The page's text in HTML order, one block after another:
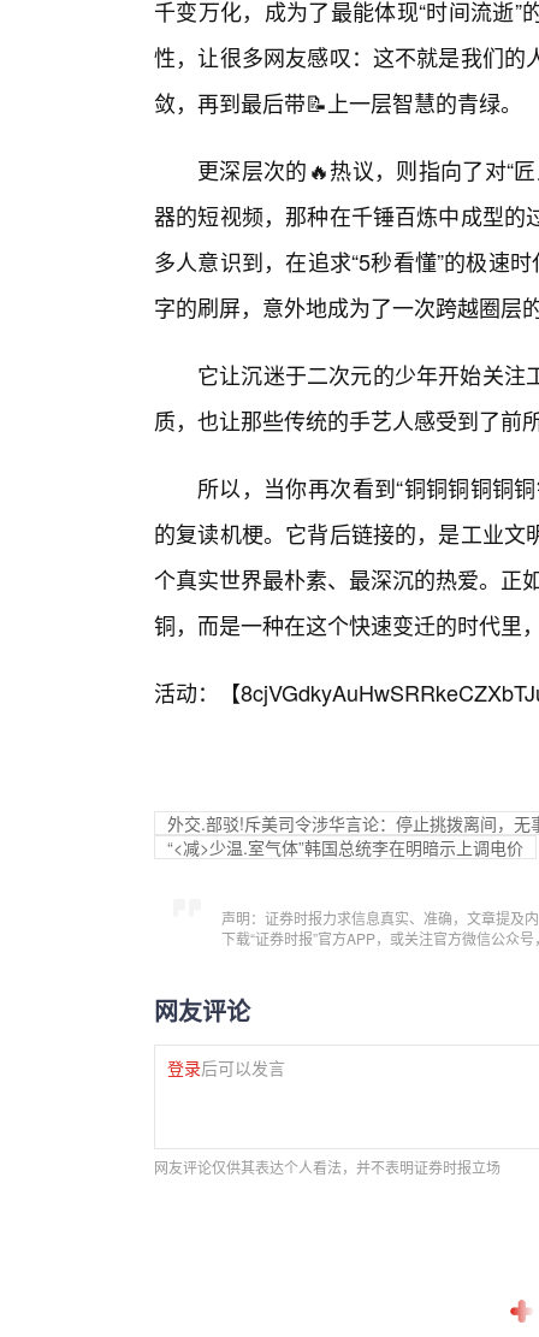
千变万化，成为了最能体现“时间流逝
性，让很多网友感叹：这不就是我们
敛，再到最后带📝上一层智慧的青绿。
更深层次的🔥热议，则指向了对“
器的短视频，那种在千锤百炼中成型
多人意识到，在追求“5秒看懂”的极速
字的刷屏，意外地成为了一次跨越圈层
它让沉迷于二次元的少年开始关
质，也让那些传统的手艺人感受到了前
所以，当你再次看到“铜铜铜铜铜
的复读机梗。它背后链接的，是工业
个真实世界最朴素、最深沉的热爱。正
铜，而是一种在这个快速变迁的时代里
活动：【
外交.部驳!斥美司令涉华言论：停止挑拨离间，无
“<减>少温.室气体”韩国总统李在明暗示上调电价
声明：证券时报力求信息真实、准确，文章提及
下载“证券时报”官方APP，或关注官方微信公众
网友评论
登录后可以发言
网友评论仅供其表达个人看法，并不表明证券时报立场